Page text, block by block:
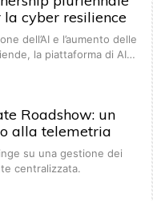
cyber resilience
dell’AI e l’aumento delle
la piattaforma di AI…
Roadshow: un
alla telemetria
su una gestione dei
centralizzata.